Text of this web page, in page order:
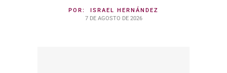
POR: ISRAEL HERNÁNDEZ
7 DE AGOSTO DE 2026